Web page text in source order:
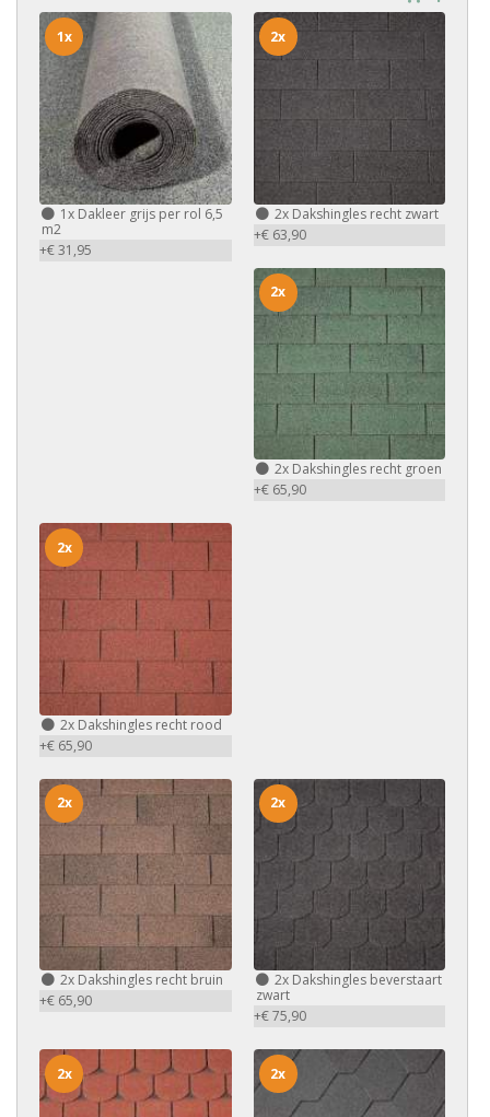
1x Dakleer grijs per rol 6,5
m2
+€ 31,95
1x
2xDakshingles recht zwart
+€ 63,90
2x
2xDakshingles recht groen
+€ 65,90
2x
2x Dakshingles recht rood
+€ 65,90
2x
2x Dakshingles recht bruin
+€ 65,90
2x
2xDakshingles beverstaart
zwart
+€ 75,90
2x
2x 2x